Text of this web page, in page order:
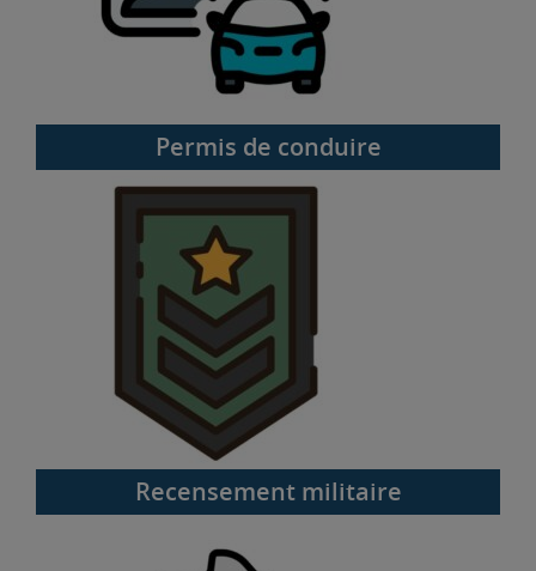
Permis de conduire
Recensement militaire
Recensement militaire